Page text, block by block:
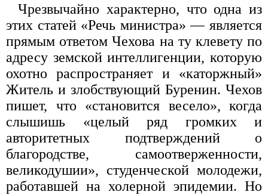
Чрезвычайно характерно, что одна из
этих статей «Речь министра» — является
прямым ответом Чехова на ту клевету по
адресу земской интеллигенции, которую
охотно распространяет и «каторжный»
Житель и злобствующий Буренин. Чехов
пишет, что «становится весело», когда
слышишь «целый ряд громких и
авторитетных подтверждений о
благородстве, самоотверженности,
великодушии», студенческой молодежи,
работавшей на холерной эпидемии. Но